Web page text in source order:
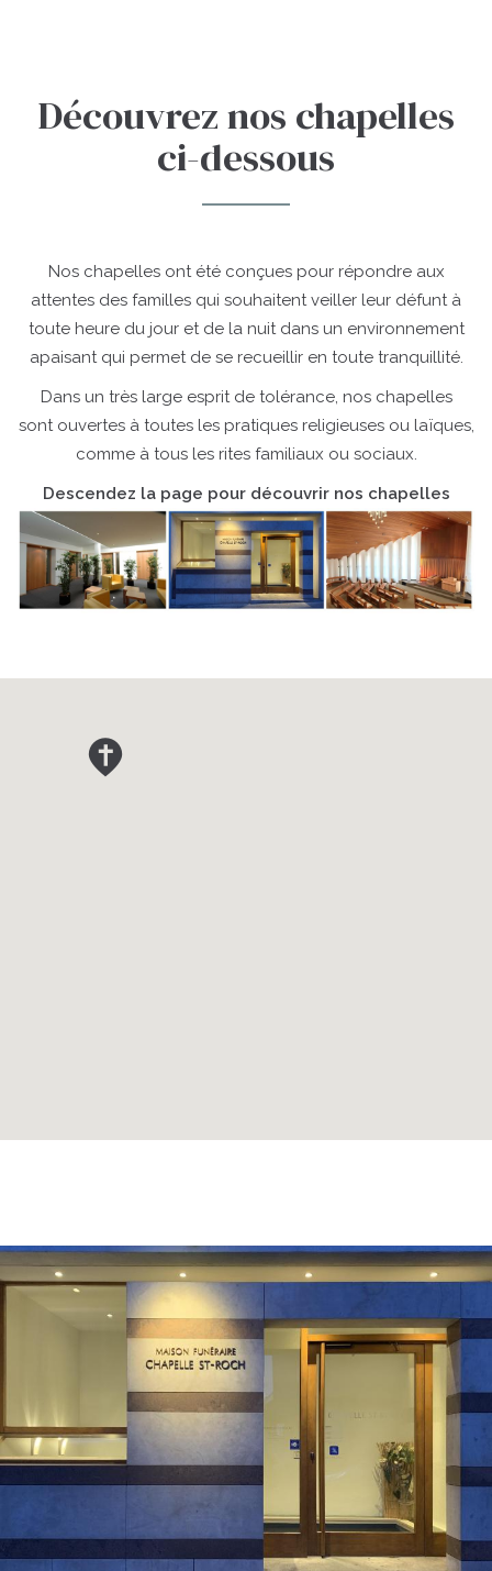
principalDécouvrez nos chapelles
ci-dessous
Nos chapelles ont été conçues pour répondre aux
attentes des familles qui souhaitent veiller leur défunt à
toute heure du jour et de la nuit dans un environnement
apaisant qui permet de se recueillir en toute tranquillité.
Dans un très large esprit de tolérance, nos chapelles
sont ouvertes à toutes les pratiques religieuses ou laïques,
comme à tous les rites familiaux ou sociaux.
Descendez la page pour découvrir nos chapelles